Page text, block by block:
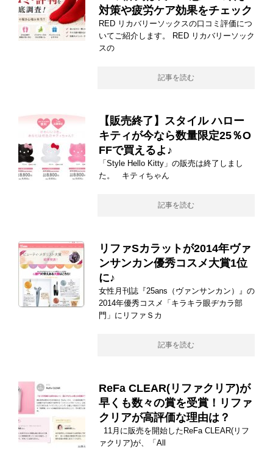
対策や疲労ケア効果をチェック
RED リカバリーソックスの口コミ評価につ
いてご紹介します。 RED リカバリーソック
スの
記事を読む
【販売終了】スタイル ハロー
キティが今なら数量限定25％O
FFで買えるよ♪
「Style Hello Kitty」の販売は終了しまし
た。 キティちゃん
記事を読む
リファSカラットが2014年ヴァ
ンサンカン優秀コスメ大賞1位
に♪
女性月刊誌『25ans（ヴァンサンカン）』の
2014年優秀コスメ「キラキラ眼ヂカラ部
門」にリファＳカ
記事を読む
ReFa CLEAR(リファクリア)が
早くも数々の賞を受賞！リファ
クリアが高評価な理由は？
11月に販売を開始したReFa CLEAR(リフ
ァクリア)が、「All